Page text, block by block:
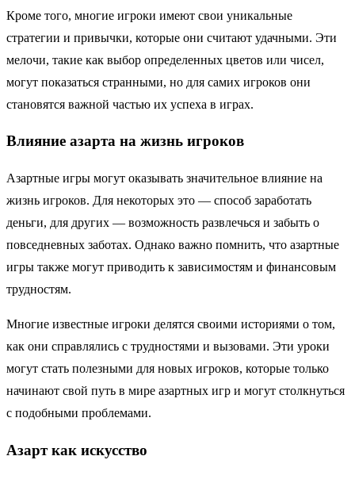
Кроме того, многие игроки имеют свои уникальные
стратегии и привычки, которые они считают удачными. Эти
мелочи, такие как выбор определенных цветов или чисел,
могут показаться странными, но для самих игроков они
становятся важной частью их успеха в играх.
Влияние азарта на жизнь игроков
Азартные игры могут оказывать значительное влияние на
жизнь игроков. Для некоторых это — способ заработать
деньги, для других — возможность развлечься и забыть о
повседневных заботах. Однако важно помнить, что азартные
игры также могут приводить к зависимостям и финансовым
трудностям.
Многие известные игроки делятся своими историями о том,
как они справлялись с трудностями и вызовами. Эти уроки
могут стать полезными для новых игроков, которые только
начинают свой путь в мире азартных игр и могут столкнуться
с подобными проблемами.
Азарт как искусство